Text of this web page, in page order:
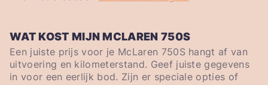
WAT KOST MIJN MCLAREN 750S
Een juiste prijs voor je McLaren 750S hangt af van
uitvoering en kilometerstand. Geef juiste gegevens
in voor een eerlijk bod. Zijn er speciale opties of